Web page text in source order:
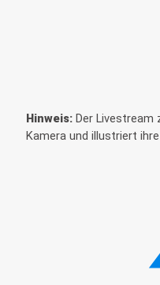
Hinweis:Der Livestream
Kamera und illustriert